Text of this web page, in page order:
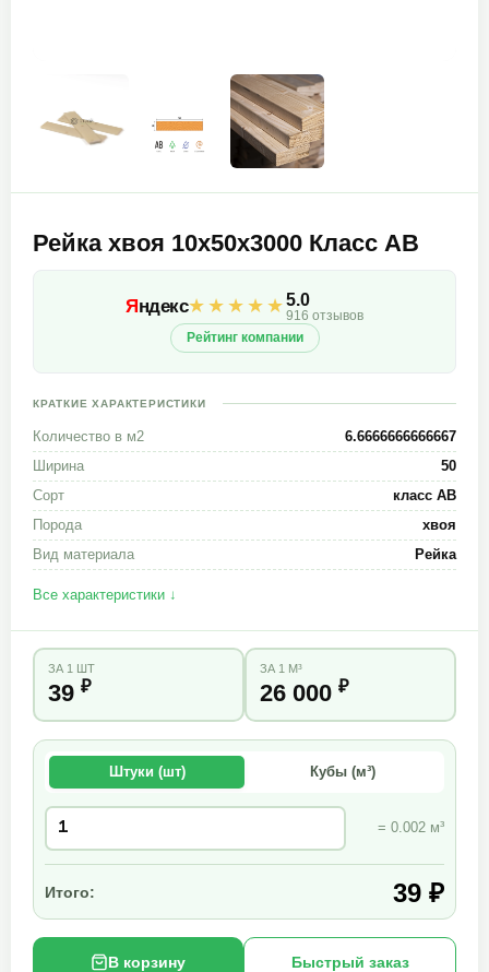
Рейка хвоя 10х50х3000 Класс АВ
Яндекс★★★★★5.0
916 отзывов
Рейтинг компании
КРАТКИЕ ХАРАКТЕРИСТИКИ
Количество в м2
6.6666666666667
Ширина
50
Сорт
класс АВ
Порода
хвоя
Вид материала
Рейка
Все характеристики ↓
ЗА 1 ШТ
39 ₽
ЗА 1 М³
26 000 ₽
Штуки (шт) Кубы (м³)
= 0.002 м³
Итого: 39 ₽
В корзину Быстрый заказ